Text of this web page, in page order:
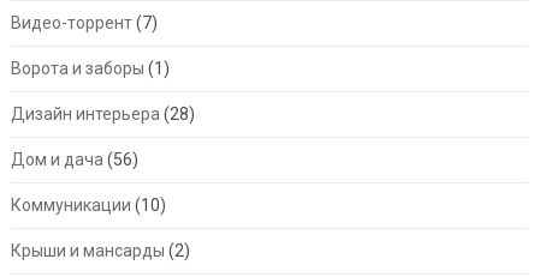
Видео-торрент(7)
Ворота и заборы (1)
Дизайн интерьера (28)
Дом и дача (56)
Коммуникации (10)
Крыши и мансарды (2)